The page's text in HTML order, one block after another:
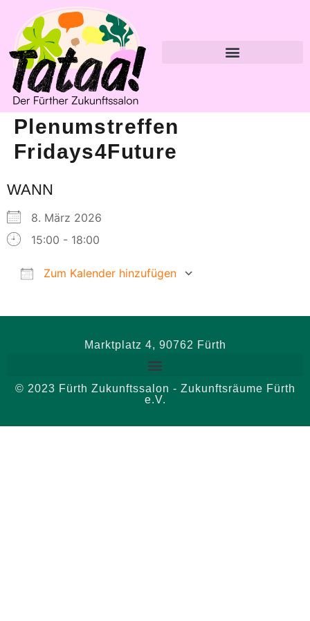
Plenumstreffen
Fridays4Future
WANN
8. März 2026
15:00 - 18:00
Zum Kalender hinzufügen
Marktplatz 4, 90762 Fürth
© 2023 Fürth Zukunftssalon - Zukunftsräume Fürth
e.V.